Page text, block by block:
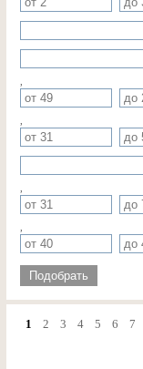
Подобрать
1 2 3 4 5 6 7